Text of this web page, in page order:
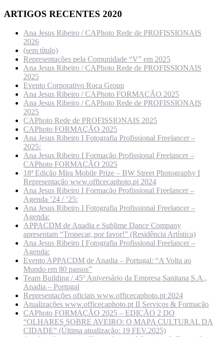
ARTIGOS RECENTES 2020
Ana Jesus Ribeiro / CAPhoto Rede de PROFISSIONAIS
2026
(sem título)
Representações pela Comunidade “V” em 2025
Ana Jesus Ribeiro / CAPhoto Rede de PROFISSIONAIS
2025
Evento Corporativo Roca Group
Ana Jesus Ribeiro / CAPhoto FORMAÇÃO 2025
Ana Jesus Ribeiro / CAPhoto Rede de PROFISSIONAIS
2025
CAPhoto Rede de PROFISSIONAIS 2025
CAPhoto FORMAÇÃO 2025
Ana Jesus Ribeiro I Fotografia Profissional Freelancer –
2025:
Ana Jesus Ribeiro I Formação Profissional Freelancer –
CAPhoto FORMAÇÃO 2025
18ª Edição Mira Mobile Prize – BW Street Photography I
Representação www.officecaphoto.pt 2024
Ana Jesus Ribeiro I Formação Profissional Freelancer –
Agenda ’24 / ’25:
Ana Jesus Ribeiro I Fotografia Profissional Freelancer –
Agenda:
APPACDM de Anadia e Sublime Dance Company
apresentam “Tropeçar, por favor!” (Residência Artística)
Ana Jesus Ribeiro I Fotografia Profissional Freelancer –
Agenda:
Evento APPACDM de Anadia – Portugal: “A Volta ao
Mundo em 80 passos”
Team Building / 45º Aniversário da Empresa Sanitana S.A.,
Anadia – Portugal
Representações oficiais www.officecaphoto.pt 2024
Atualizações www.officecaphoto.pt II Serviços & Formação
CAPhoto FORMAÇÃO 2025 – EDIÇÃO 2 DO
“OLHARES SOBRE AVEIRO: O MAPA CULTURAL DA
CIDADE” (Última atualização: 19 FEV.2025)